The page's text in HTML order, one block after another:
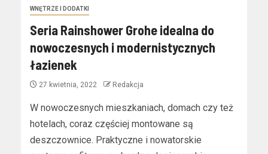
WNĘTRZE I DODATKI
Seria Rainshower Grohe idealna do
nowoczesnych i modernistycznych
łazienek
27 kwietnia, 2022 Redakcja
W nowoczesnych mieszkaniach, domach czy też
hotelach, coraz częściej montowane są
deszczownice. Praktyczne i nowatorskie